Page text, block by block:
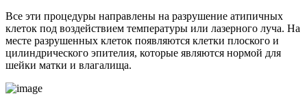
Все эти процедуры направлены на разрушение атипичных
клеток под воздействием температуры или лазерного луча. На
месте разрушенных клеток появляются клетки плоского и
цилиндрического эпителия, которые являются нормой для
шейки матки и влагалища.